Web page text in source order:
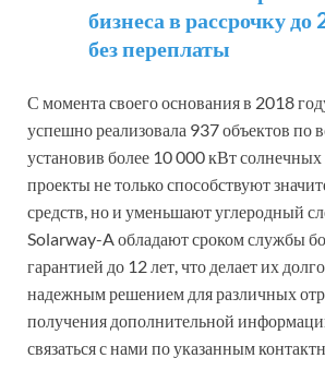
бизнеса в рассрочку до
без переплаты
С момента своего основания в 2018
успешно реализовала 937 объектов по
установив более 10 000 кВт
проекты не только способствуют
средств, но и уменьшают углеродный
Solarway-A обладают сроком службы
гарантией до 12 лет, что делает их
надежным решением для различных
получения дополнительной
связаться с нами по указанным